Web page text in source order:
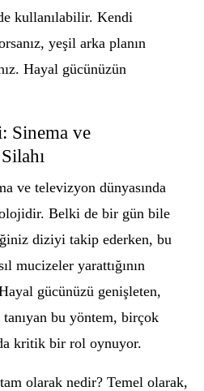
kullanılabilir. Kendi
yeşil arka planın
Hayal gücünüzün
Sinema ve
ve televizyon dünyasında
Belki de bir gün bile
diziyi takip ederken, bu
mucizeler yarattığının
gücünüzü genişleten,
tanıyan bu yöntem, birçok
kritik bir rol oynuyor.
olarak nedir? Temel olarak,